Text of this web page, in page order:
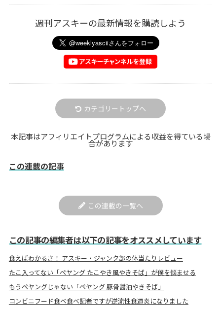
週刊アスキーの最新情報を購読しよう
カテゴリートップへ
本記事はアフィリエイトプログラムによる収益を得ている場
合があります
この連載の記事
この連載の一覧へ
この記事の編集者は以下の記事をオススメしています
食えばわかるさ！ アスキー・ジャンク部の体当たりレビュー
たこ入ってない「ペヤング たこやき風やきそば」が僕を悩ませる
もうペヤングじゃない「ペヤング 豚骨醤油やきそば」
コンビニフード食べ食べ記者ですが逆流性食道炎になりました